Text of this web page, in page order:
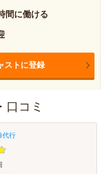
間に働ける
ストに登録
口コミ
代行